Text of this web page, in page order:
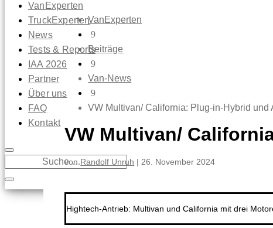
VanExperten
TruckExperten
News
Tests & Reports
IAA 2026
Partner
Über uns
FAQ
Kontakt
VanExperten
9
Beiträge
9
Van-News
9
VW Multivan/ California: Plug-in-Hybrid und
VW Multivan/
vonRandolf Unruh | 26. November 2024
Hightech-Antrieb: Multivan und California mit drei